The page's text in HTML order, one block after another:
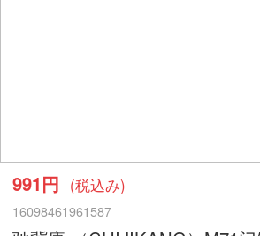
991円 (税込み)
16098461961587